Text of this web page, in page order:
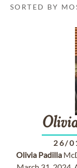
SORTED BY
26/
Olivia Padilla